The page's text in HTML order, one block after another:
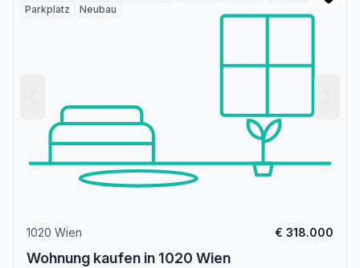
Parkplatz
Neubau
1020 Wien € 318.000
Wohnung kaufen in 1020 Wien